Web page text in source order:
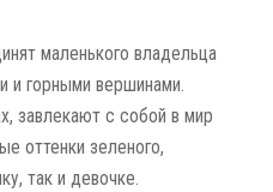
маленького владельца
и горными вершинами.
завлекают с собой в мир
оттенки зеленого,
так и девочке.